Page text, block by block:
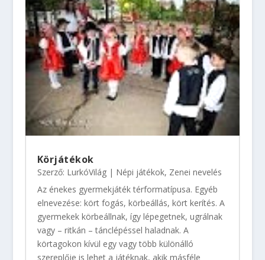
Körjátékok
Szerző: LurkóVilág| Népi játékok, Zenei nevelés
Az énekes gyermekjáték térformatípusa. Egyéb
elnevezése: kört fogás, körbeállás, kört kerítés. A
gyermekek körbeállnak, így lépegetnek, ugrálnak
vagy – ritkán – tánclépéssel haladnak. A
körtagokon kívül egy vagy több különálló
szereplője is lehet a játéknak, akik másféle